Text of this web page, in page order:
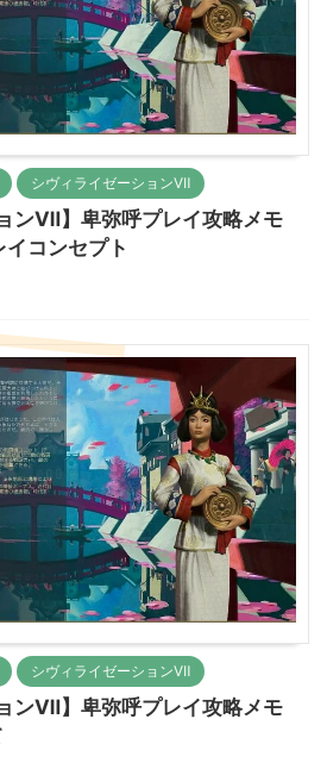
シヴィライゼーションⅦ
ンⅦ】卑弥呼プレイ攻略メモ
コンセプト
シヴィライゼーションⅦ
ンⅦ】卑弥呼プレイ攻略メモ